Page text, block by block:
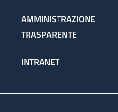
AMMINISTRAZIONE
TRASPARENTE
INTRANET